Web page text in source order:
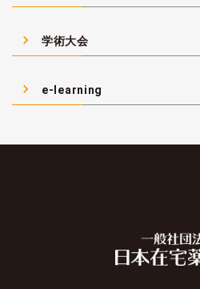
navigate_next 学術大会
navigate_next e-learning